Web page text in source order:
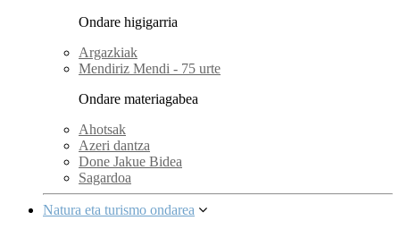
Ondare higigarria
Argazkiak
Mendiriz Mendi - 75 urte
Ondare materiagabea
Ahotsak
Azeri dantza
Done Jakue Bidea
Sagardoa
Natura eta turismo ondarea